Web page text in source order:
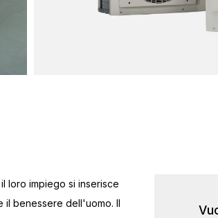
loro impiego si inserisce
il benessere dell'uomo. Il